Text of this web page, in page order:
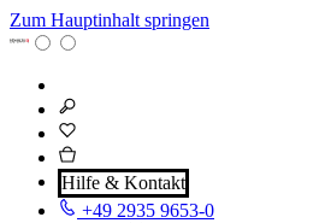
Zum Hauptinhalt springen
Hilfe & Kontakt
+49 2935 9653-0